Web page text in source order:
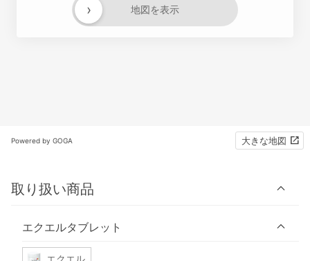
地図を表示
›
Powered by GOGA 大きな地図
取り扱い商品
エクエルタブレット